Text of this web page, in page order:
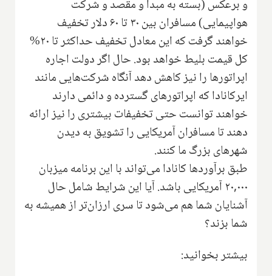
و برعکس (بسته به مبدا و مقصد و شرکت
هواپیمایی) مسافران بین ۳۰ تا ۶۰ دلار تخفیف
خواهند گرفت که این معادل تخفیف حداکثر تا ۲۰%
کل قیمت بلیط خواهد بود. حال اگر دولت اجاره
اپراتورها را نیز کاهش دهد آنگاه شرکت‌هایی مانند
ایرکانادا که اپراتورهای گسترده و دائمی دارند
خواهند توانست حتی تخفیفات بیشتری را نیز ارائه
دهند تا مسافران آمریکایی را تشویق به دیدن
شهرهای بزرگ ما کنند.
طبق برآوردها کانادا می‌تواند با این برنامه میزبان
۲۰,۰۰۰ آمریکایی باشد. آیا این شرایط شامل حال
آشنایان شما هم می‌شود تا سری ارزان‌تر از همیشه به
شما بزند؟
بیشتر بخوانید: